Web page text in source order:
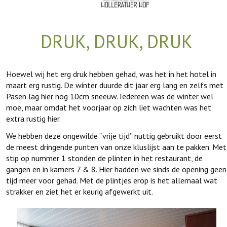
DRUK, DRUK, DRUK
Hoewel wij het erg druk hebben gehad, was het in het hotel in
maart erg rustig. De winter duurde dit jaar erg lang en zelfs met
Pasen lag hier nog 10cm sneeuw. Iedereen was de winter wel
moe, maar omdat het voorjaar op zich liet wachten was het
extra rustig hier.
We hebben deze ongewilde “vrije tijd” nuttig gebruikt door eerst
de meest dringende punten van onze kluslijst aan te pakken. Met
stip op nummer 1 stonden de plinten in het restaurant, de
gangen en in kamers 7 & 8. Hier hadden we sinds de opening geen
tijd meer voor gehad. Met de plintjes erop is het allemaal wat
strakker en ziet het er keurig afgewerkt uit.